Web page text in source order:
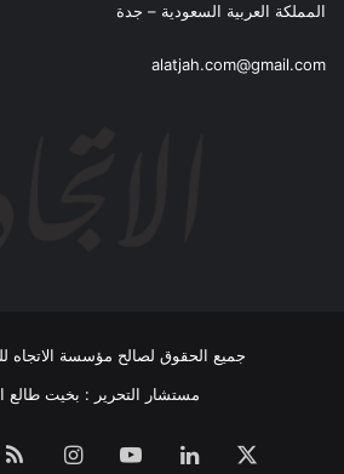
المملكة العربية السعودية – جدة
alatjah.com@gmail.com
جميع الحقوق لصالح مؤسسة الاتجاه
مستشار التحرير : بخيت طالع
لينكدإن ‫YouTube